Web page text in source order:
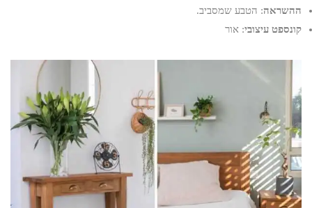
ההשראה: הטבע שמסביב.
קונספט עיצובי: אור